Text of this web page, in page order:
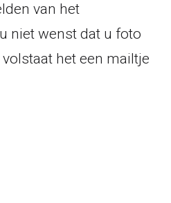
van het
niet wenst dat u foto
het een mailtje